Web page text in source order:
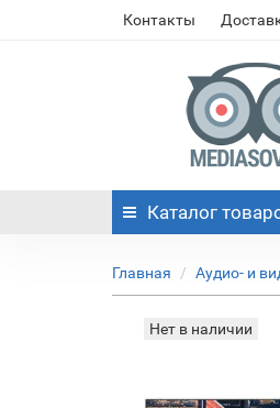
Контакты
Каталог
Главная Аудио- и
Нет в наличии